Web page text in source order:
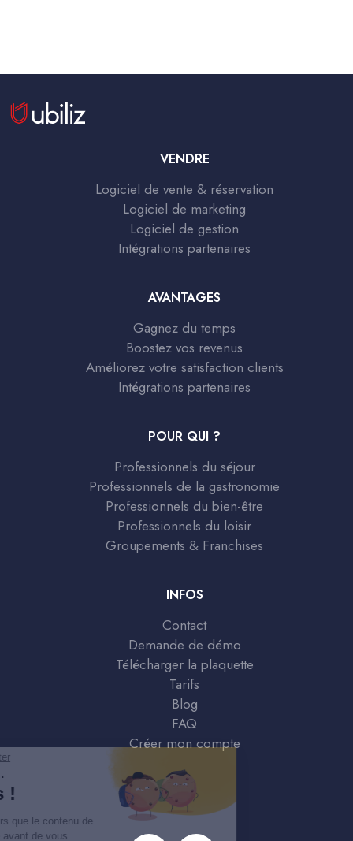
VENDRE
Logiciel de vente & réservation
Logiciel de marketing
Logiciel de gestion
Intégrations partenaires
AVANTAGES
Gagnez du temps
Boostez vos revenus
Améliorez votre satisfaction clients
Intégrations partenaires
POUR QUI ?
Professionnels du séjour
Professionnels de la gastronomie
Professionnels du bien-être
Professionnels du loisir
Groupements & Franchises
INFOS
Contact
Demande de démo
Télécharger la plaquette
Tarifs
Blog
FAQ
Créer mon compte
les Cookies !
On a attendu d'être sûrs que le contenu de
ce site vous intéresse avant de vous